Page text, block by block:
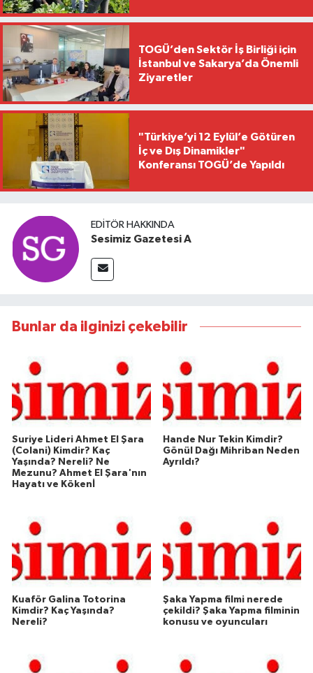
TOGÜ’den Sektör İş Birliği için
İstanbul ve Sakarya’da Önemli
Ziyaretler
"Türkiye’yi 12 Eylül’e Götüren
İç ve Dış Dinamikler"
Konferansı TOGÜ’de Yapıldı
EDITÖR HAKKINDA
Sesimiz Gazetesi A
Bunlar da ilginizi çekebilir
Suriye Lideri Ahmet El Şara
(Colani) Kimdir? Kaç
Yaşında? Nereli? Ne
Mezunu? Ahmet El Şara'nın
Hayatı ve Kökenİ
Hande Nur Tekin Kimdir?
Gönül Dağı Mihriban Neden
Ayrıldı?
Kuaför Galina Totorina
Kimdir? Kaç Yaşında?
Nereli?
Şaka Yapma filmi nerede
çekildi? Şaka Yapma filminin
konusu ve oyuncuları